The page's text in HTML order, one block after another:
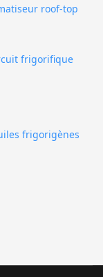
roof-top
frigorifique
frigorigènes